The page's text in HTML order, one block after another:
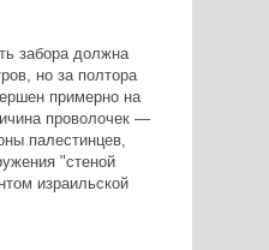
забора должна
но за полтора
примерно на
проволочек —
палестинцев,
"стеной
израильской